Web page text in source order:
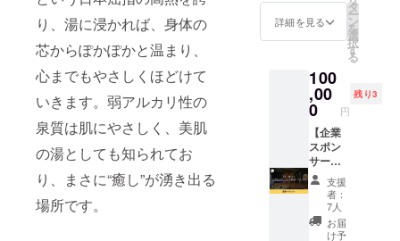
り、湯に浸かれば、身体の
芯からぽかぽかと温まり、
心までもやさしくほどけて
いきます。弱アルカリ性の
泉質は肌にやさしく、美肌
の湯としても知られてお
り、まさに“癒し”が湧き出る
場所です。
にも良
い。 ア
分 水、
コカミ
ドプロ
ピルベ
タイ
ン、コ
カミド
DEA、
ラウレ
ス -4 カ
ルボン
酸 Na、
す。
MAKU
RA 2
MAKU
RA 材
質：本
地：ポ
リエス
テル
65％、
綿35％
中材：
特注エ
ラスト
宿泊可
能日
2日（利
時間：
14時〜
翌10
時） ・
お部屋
の概
要・和
室/洋室
・ベッ
ドの
数：2台
・食事
キ」に
「3周年
記念宿
ペアで
宿泊で
きる権
利のギ
フト券
をご希
望の住
所にお
送りさ
せてい
ただき
ます。
詳細を見る
タ
ー
ン
を
選
択
す
る
100
,00
0 円
残り3
【企業
スポン
サー】
湯村温
泉郷 御
宿コト
ブキの
企業ス
支援
者：
7人
お届
け予